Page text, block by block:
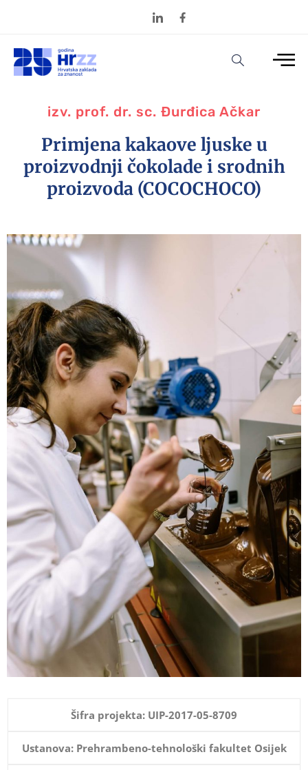
izv. prof. dr. sc. Đurđica Ačkar
Primjena kakaove ljuske u
proizvodnji čokolade i srodnih
proizvoda (COCOCHOCO)
Šifra projekta: UIP-2017-05-8709
Ustanova: Prehrambeno-tehnološki fakultet Osijek